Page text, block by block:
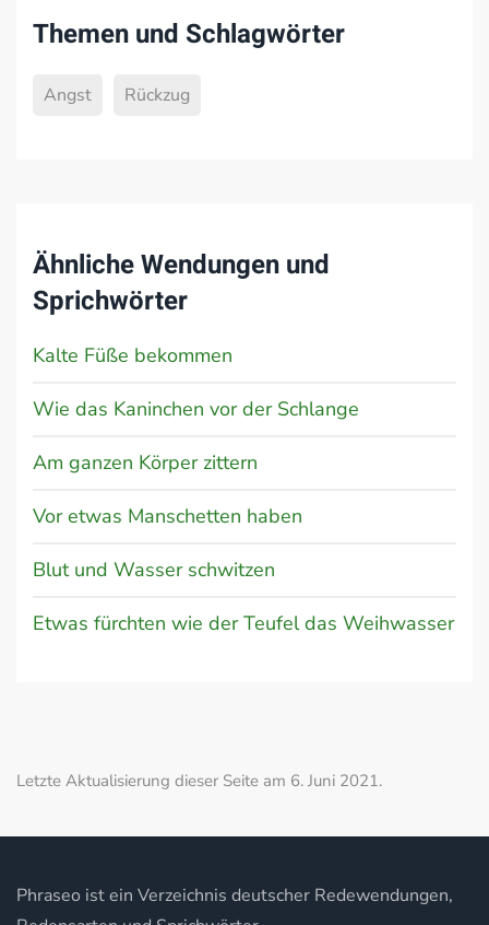
Themen und Schlagwörter
Angst Rückzug
Ähnliche Wendungen und
Sprichwörter
Kalte Füße bekommen
Wie das Kaninchen vor der Schlange
Am ganzen Körper zittern
Vor etwas Manschetten haben
Blut und Wasser schwitzen
Etwas fürchten wie der Teufel das Weihwasser
Letzte Aktualisierung dieser Seite am 6. Juni 2021.
Phraseo ist ein Verzeichnis deutscher Redewendungen,